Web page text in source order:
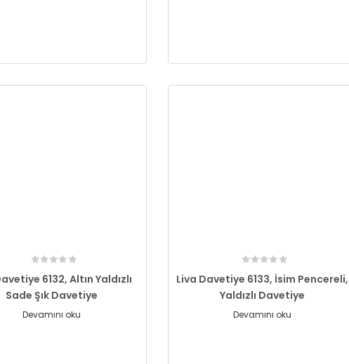
6132, Altın Yaldızlı
Sade Şık Davetiye
Devamını oku
Liva Davetiye 6133, İsim Pencereli,
Yaldızlı Davetiye
Devamını oku